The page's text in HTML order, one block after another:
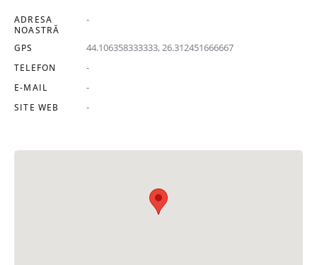
ADRESA
NOASTRĂ
-
GPS 44.106358333333, 26.312451666667
TELEFON -
E-MAIL -
SITE WEB -